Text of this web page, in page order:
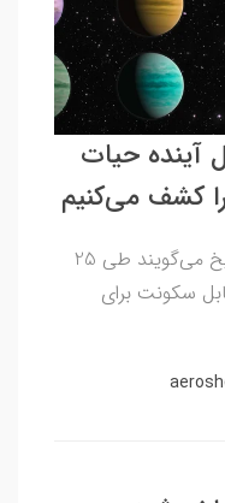
تا 25 سال آینده حیات
کشف می‌کنیم
محققان موسسه فناوری فدرال زوریخ می‌گویند طی 25
سکونت برای